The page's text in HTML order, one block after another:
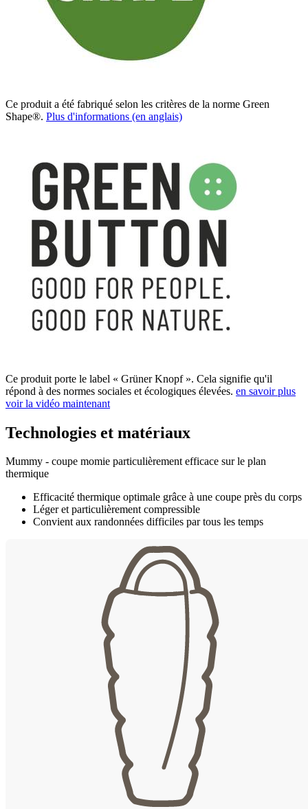
Ce produit a été fabriqué selon les critères de la norme Green
Shape®. Plus d'informations (en anglais)
Ce produit porte le label « Grüner Knopf ». Cela signifie qu'il
répond à des normes sociales et écologiques élevées. en savoir plus
voir la vidéo maintenant
Technologies et matériaux
Mummy - coupe momie particulièrement efficace sur le plan
thermique
Efficacité thermique optimale grâce à une coupe près du corps
Léger et particulièrement compressible
Convient aux randonnées difficiles par tous les temps